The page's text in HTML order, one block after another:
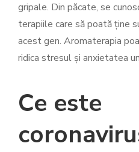
gripale. Din păcate, se
terapiile care să poată ține
acest gen. Aromaterapia
ridica stresul și anxietatea
Ce este